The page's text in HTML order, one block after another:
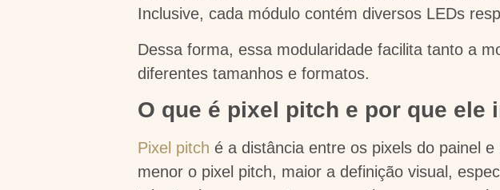
Inclusive, cada módulo contém diversos LEDs
Dessa forma, essa modularidade facilita tanto a
diferentes tamanhos e formatos.
O que é pixel pitch e por que ele
Pixel pitch é a distância entre os pixels do painel
menor o pixel pitch, maior a definição visual,